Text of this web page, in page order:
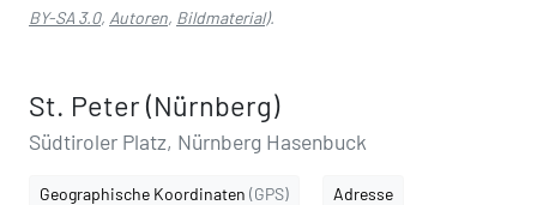
BY-SA 3.0, Autoren, Bildmaterial).
St. Peter (Nürnberg)
Südtiroler Platz, Nürnberg Hasenbuck
Geographische Koordinaten (GPS) Adresse